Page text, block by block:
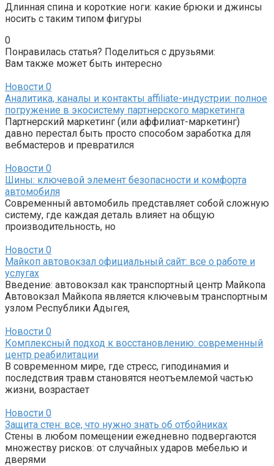
Длинная спина и короткие ноги: какие брюки и джинсы
носить с таким типом фигуры
0
Понравилась статья? Поделиться с друзьями:
Вам также может быть интересно
Новости 0
Аналитика, каналы и контакты affiliate-индустрии: полное
погружение в экосистему партнерского маркетинга
Партнерский маркетинг (или аффилиат-маркетинг)
давно перестал быть просто способом заработка для
вебмастеров и превратился
Новости 0
Шины: ключевой элемент безопасности и комфорта
автомобиля
Современный автомобиль представляет собой сложную
систему, где каждая деталь влияет на общую
производительность, но
Новости 0
Майкоп автовокзал официальный сайт: все о работе и
услугах
Введение: автовокзал как транспортный центр Майкопа
Автовокзал Майкопа является ключевым транспортным
узлом Республики Адыгея,
Новости 0
Комплексный подход к восстановлению: современный
центр реабилитации
В современном мире, где стресс, гиподинамия и
последствия травм становятся неотъемлемой частью
жизни, возрастает
Новости 0
Защита стен: все, что нужно знать об отбойниках
Стены в любом помещении ежедневно подвергаются
множеству рисков: от случайных ударов мебелью и
дверями